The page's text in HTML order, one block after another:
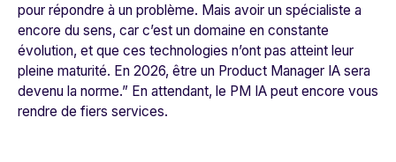
pour répondre à un problème. Mais avoir un spécialiste a
encore du sens, car c’est un domaine en constante
évolution, et que ces technologies n’ont pas atteint leur
pleine maturité. En 2026, être un Product Manager IA sera
devenu la norme.” En attendant, le PM IA peut encore vous
rendre de fiers services.